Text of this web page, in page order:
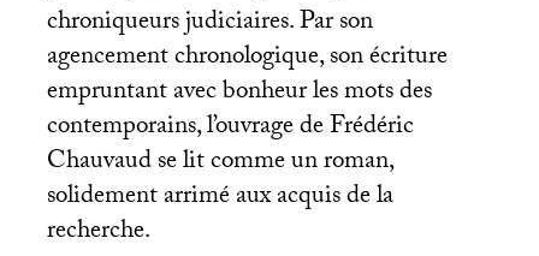
chroniqueurs judiciaires. Par son
agencement chronologique, son écriture
empruntant avec bonheur les mots des
contemporains, l’ouvrage de Frédéric
Chauvaud se lit comme un roman,
solidement arrimé aux acquis de la
recherche.